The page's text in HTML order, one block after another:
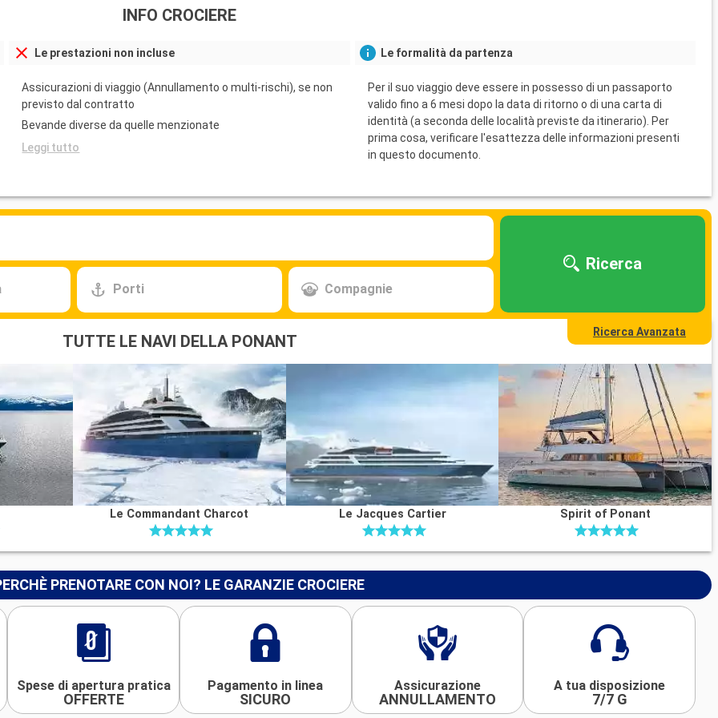
INFO CROCIERE
Le prestazioni non incluse
Assicurazioni di viaggio (Annullamento o multi-rischi), se non
previsto dal contratto
Bevande diverse da quelle menzionate
Leggi tutto
Le formalità da partenza
Per il suo viaggio deve essere in possesso di un passaporto
valido fino a 6 mesi dopo la data di ritorno o di una carta di
identità (a seconda delle località previste da itinerario). Per
prima cosa, verificare l'esattezza delle informazioni presenti
in questo documento.
Porti Compagnie
Ricerca
Ricerca Avanzata
TUTTE LE NAVI DELLA PONANT
Le Commandant Charcot Le Jacques Cartier Spirit of Ponant
PRENOTARE CON NOI? LE GARANZIE CROCIERE
Spese di apertura pratica
OFFERTE
Pagamento in linea
SICURO
Assicurazione
ANNULLAMENTO
A tua disposizione
7/7 G